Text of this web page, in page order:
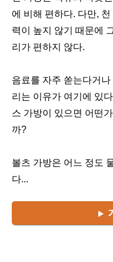
에 비해 편하다. 다만,
력이 높지 않기 때문에
리가 편하지 않다.
음료를 자주 쏟는다거
리는 이유가 여기에 있
스 가방이 있으면 어떤
까?
볼츠 가방은 어느 정도
다...